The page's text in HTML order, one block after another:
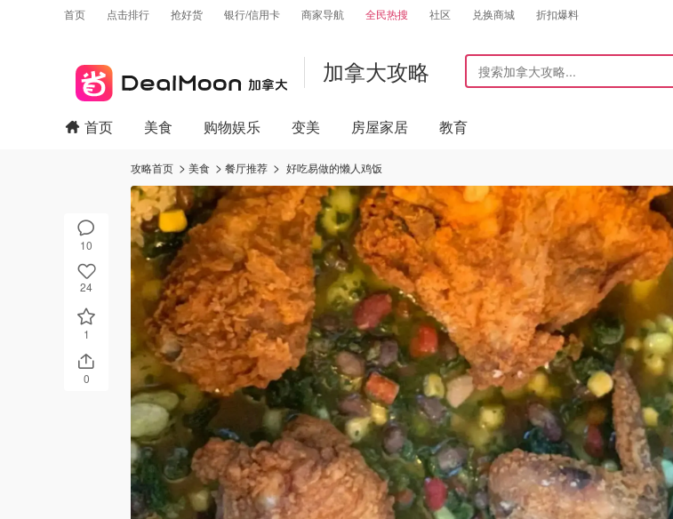
首页 点击排行 抢好货 银行/信用卡 商家导航 全民热搜 社区 兑换商城 折扣爆料
加拿大攻略
10
24
1
0
首页 美食 购物娱乐 变美 房屋家居 教育
攻略首页 美食 餐厅推荐 好吃易做的懒人鸡饭